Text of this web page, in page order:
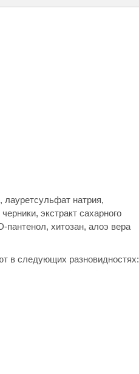
лауретсульфат натрия,
экстракт сахарного
пантенол, хитозан, алоэ вера
в следующих разновидностях: